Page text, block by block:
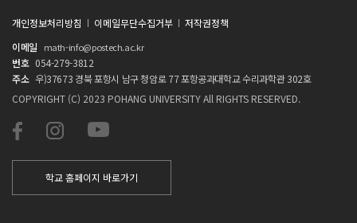
개인정보처리방침 이메일무단수집거부
저작권정책
이메일
math-info@postech.ac.kr
번호 054-279-3812
주소 우)37673 경북 포항시 남구 청암로 77 포항공과대학교 수리과학관 302호
COPYRIGHT (C) 2023 POHANG UNIVERSITY All RIGHTS RESERVED.
학교 홈페이지 바로가기